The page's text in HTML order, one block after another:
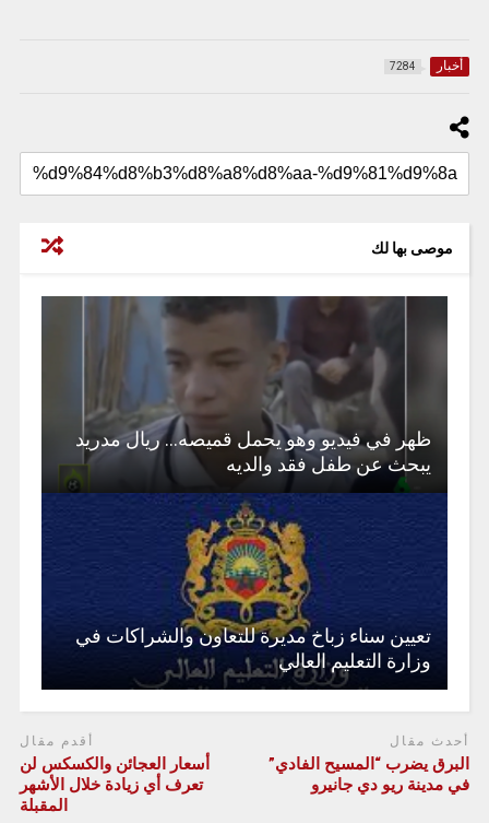
أخبار 7284
موصى بها لك
ظهر في فيديو وهو يحمل قميصه… ريال مدريد
يبحث عن طفل فقد والديه
تعيين سناء زباخ مديرة للتعاون والشراكات في
وزارة التعليم العالي
أحدث مقال
البرق يضرب “المسيح الفادي”
في مدينة ريو دي جانيرو
أقدم مقال
أسعار العجائن والكسكس لن
تعرف أي زيادة خلال الأشهر
المقبلة